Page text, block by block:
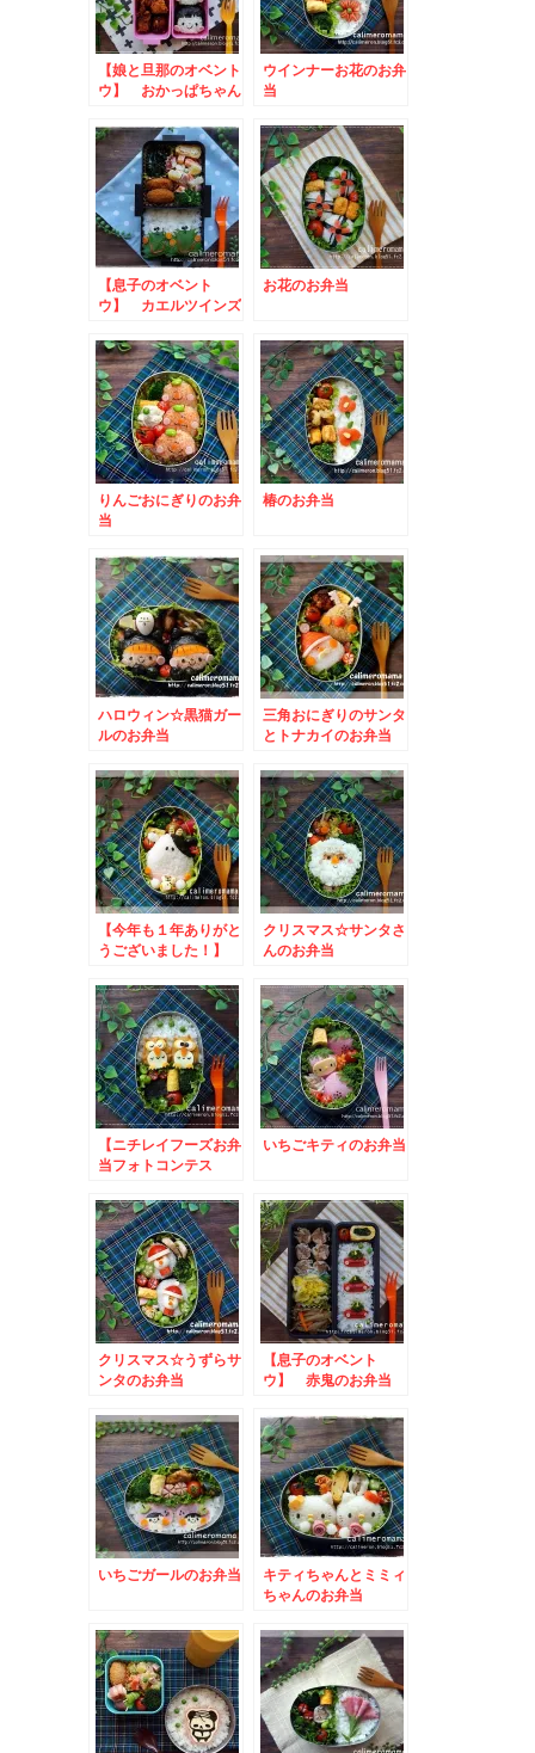
【娘と旦那のオベント
ウ】 おかっぱちゃん
ウインナーお花のお弁
当
【息子のオベント
ウ】 カエルツインズ
お花のお弁当
りんごおにぎりのお弁
当
椿のお弁当
ハロウィン☆黒猫ガー
ルのお弁当
三角おにぎりのサンタ
とトナカイのお弁当
【今年も１年ありがと
うございました！】
クリスマス☆サンタさ
んのお弁当
【ニチレイフーズお弁
当フォトコンテス
当とこいのぼりのお弁
当
いちごキティのお弁当
クリスマス☆うずらサ
ンタのお弁当
【息子のオベント
ウ】 赤鬼のお弁当
いちごガールのお弁当
キティちゃんとミミィ
ちゃんのお弁当